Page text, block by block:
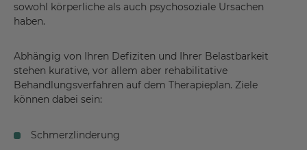
sowohl körperliche als auch psychosoziale Ursachen
haben.
Abhängig von Ihren Defiziten und Ihrer Belastbarkeit
stehen kurative, vor allem aber rehabilitative
Behandlungsverfahren auf dem Therapieplan. Ziele
können dabei sein:
Schmerzlinderung